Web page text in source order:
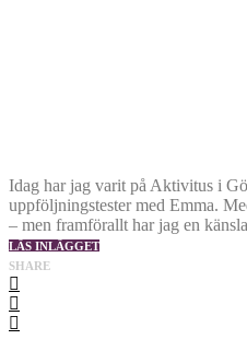
Idag har jag varit på Aktivitus i
uppföljningstester med Emma.
– men framförallt har jag en
LÄS INLÄGGET
SHARE